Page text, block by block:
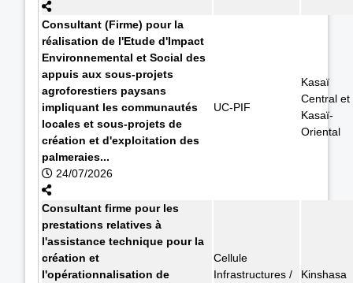
Consultant (Firme) pour la
réalisation de l'Etude d'Impact
Environnemental et Social des
appuis aux sous-projets
agroforestiers paysans
impliquant les communautés
locales et sous-projets de
création et d'exploitation des
palmeraies...
24/07/2026
UC-PIF
Kasaï
Central et
Kasaï-
Oriental
Consultant firme pour les
prestations relatives à
l'assistance technique pour la
création et
l'opérationnalisation de
Cellule
Infrastructures /
Kinshasa